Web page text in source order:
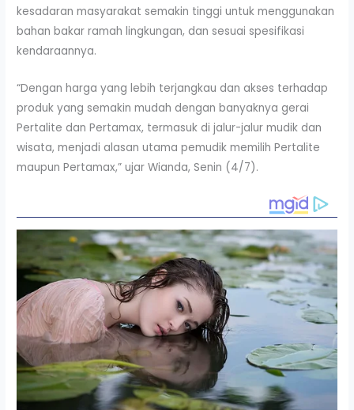
kesadaran masyarakat semakin tinggi untuk menggunakan
bahan bakar ramah lingkungan, dan sesuai spesifikasi
kendaraannya.
“Dengan harga yang lebih terjangkau dan akses terhadap
produk yang semakin mudah dengan banyaknya gerai
Pertalite dan Pertamax, termasuk di jalur-jalur mudik dan
wisata, menjadi alasan utama pemudik memilih Pertalite
maupun Pertamax,” ujar Wianda, Senin (4/7).